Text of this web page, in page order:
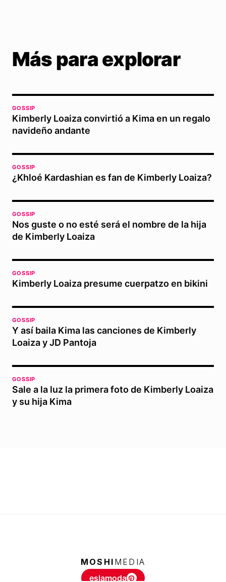
Más para explorar
GOSSIP
Kimberly Loaiza convirtió a Kima en un regalo
navideño andante
GOSSIP
¿Khloé Kardashian es fan de Kimberly Loaiza?
GOSSIP
Nos guste o no esté será el nombre de la hija
de Kimberly Loaiza
GOSSIP
Kimberly Loaiza presume cuerpatzo en bikini
GOSSIP
Y así baila Kima las canciones de Kimberly
Loaiza y JD Pantoja
GOSSIP
Sale a la luz la primera foto de Kimberly Loaiza
y su hija Kima
MOSHI MEDIA
eslamoda